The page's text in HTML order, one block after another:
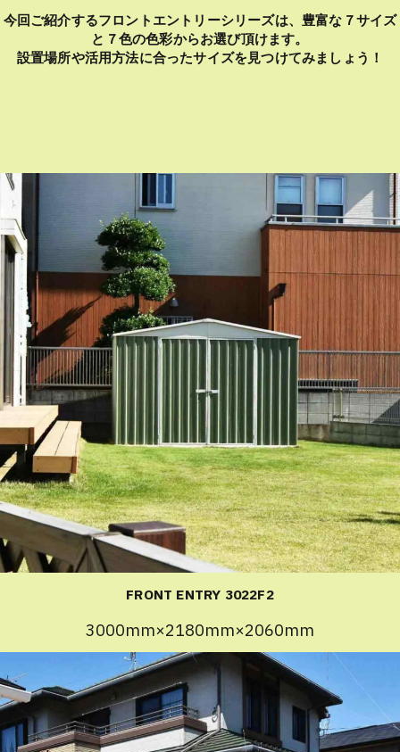
今回ご紹介するフロントエントリーシリーズは、豊富な７サイズ
と７色の色彩からお選び頂けます。
設置場所や活用方法に合ったサイズを見つけてみましょう！
FRONT ENTRY 3022F2
3000mm×2180mm×2060mm